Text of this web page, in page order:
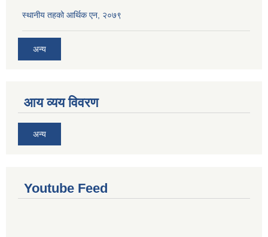
स्थानीय तहको आर्थिक एन, २०७९
अन्य
आय व्यय विवरण
अन्य
Youtube Feed